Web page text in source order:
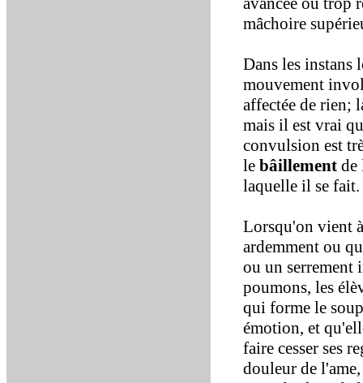
mâchoire
Dans les instans
mouvement
affectée de rien;
mais il est vrai
convulsion est
le bâillement de
laquelle il se fait.
Lorsqu'on vient
ardemment ou
ou un serrement
poumons, les
qui forme le
émotion, et
faire cesser ses
douleur de